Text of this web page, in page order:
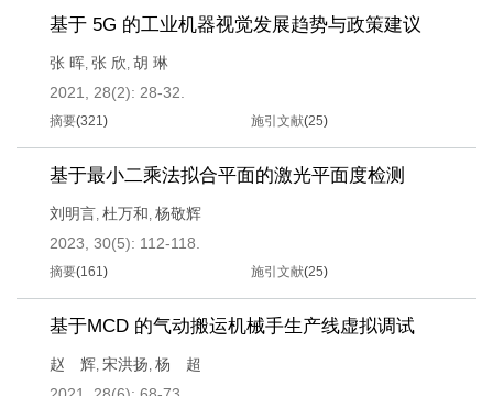
基于 5G 的工业机器视觉发展趋势与政策建议
张 晖, 张 欣, 胡 琳
2021, 28(2): 28-32.
摘要(321) 施引文献(25)
基于最小二乘法拟合平面的激光平面度检测
刘明言, 杜万和, 杨敬辉
2023, 30(5): 112-118.
摘要(161) 施引文献(25)
基于MCD 的气动搬运机械手生产线虚拟调试
赵 辉, 宋洪扬, 杨 超